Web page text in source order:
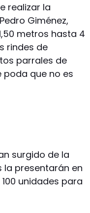
realizar la
Giménez,
metros hasta 4
rindes de
parrales de
que no es
surgido de la
presentarán en
unidades para